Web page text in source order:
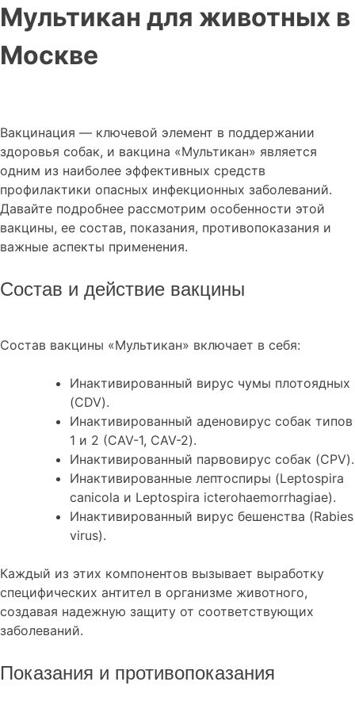
Мультикан для животных в
Москве
Вакцинация — ключевой элемент в поддержании
здоровья собак, и вакцина «Мультикан» является
одним из наиболее эффективных средств
профилактики опасных инфекционных заболеваний.
Давайте подробнее рассмотрим особенности этой
вакцины, ее состав, показания, противопоказания и
важные аспекты применения.
Состав и действие вакцины
Состав вакцины «Мультикан» включает в себя:
Инактивированный вирус чумы плотоядных
(CDV).
Инактивированный аденовирус собак типов
1 и 2 (CAV-1, CAV-2).
Инактивированный парвовирус собак (CPV).
Инактивированные лептоспиры (Leptospira
canicola и Leptospira icterohaemorrhagiae).
Инактивированный вирус бешенства (Rabies
virus).
Каждый из этих компонентов вызывает выработку
специфических антител в организме животного,
создавая надежную защиту от соответствующих
заболеваний.
Показания и противопоказания